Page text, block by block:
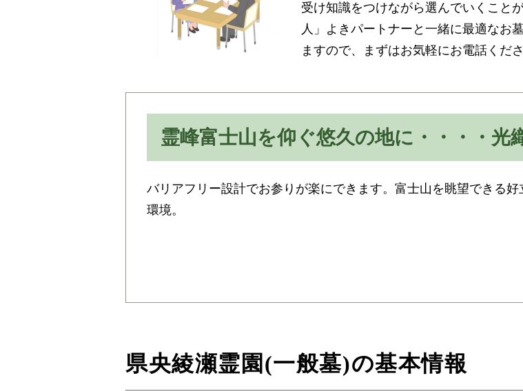
受け知識をつけながら選んでいくこと
人」よきパートナーと一緒に最適なお
ますので、まずはお気軽にお電話くださ
霊峰富士山を仰ぐ悠久の地に・・・・光
バリアフリー設計でお参りが楽にできます。富士山を眺望できる
環境。
県央綾瀬霊園(一般墓)の基本情報